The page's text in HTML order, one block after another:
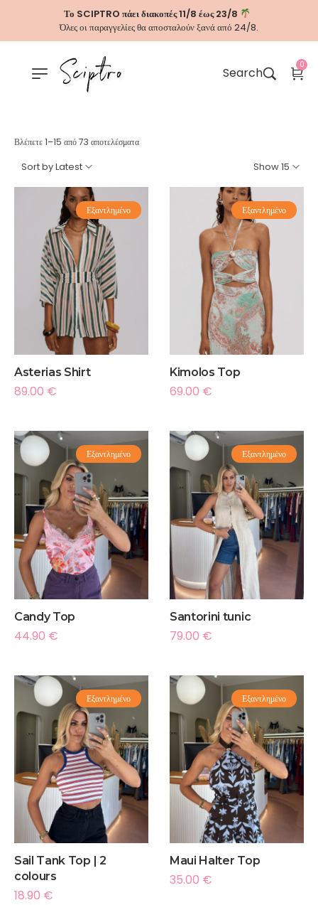
Το SCIPTRO πάει διακοπές 11/8 έως 23/8
Όλες οι παραγγελίες θα αποσταλούν ξανά από 24/8.
Search
0
Βλέπετε 1–15 από 73 αποτελέσματα
Show 15
Sort by Latest
Εξαντλημένο
Asterias Shirt
89.00 €
Εξαντλημένο
Kimolos Top
69.00 €
Εξαντλημένο
Candy Top
44.90 €
Εξαντλημένο
Santorini tunic
79.00 €
Εξαντλημένο
Sail Tank Top | 2
colours
18.90 €
Εξαντλημένο
Maui Halter Top
35.00 €